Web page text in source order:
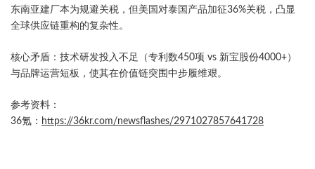
东南亚建厂本为规避关税，但美国对泰国产品加征36%关税，凸显
全球供应链重构的复杂性。
​核心矛盾​：技术研发投入不足（专利数450项 vs 新宝股份4000+）
与品牌运营短板，使其在价值链突围中步履维艰。
参考资料：
36氪： https://36kr.com/newsflashes/2971027857641728